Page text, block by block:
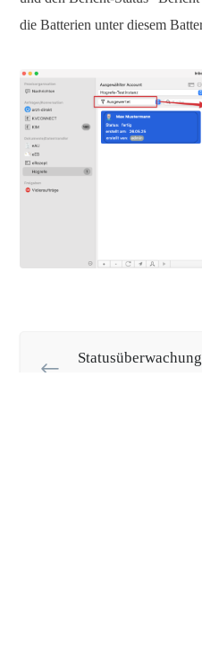
die Batterien unter diesem